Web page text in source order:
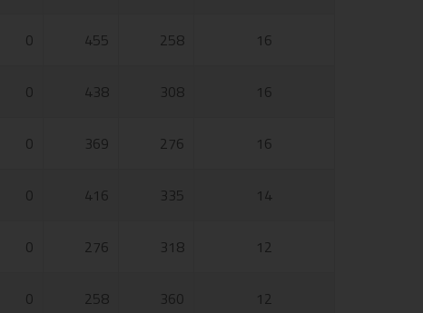
0 455 258 16
0 438 308 16
0 369 276 16
0 416 335 14
0 276 318 12
0 258 360 12